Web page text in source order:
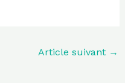
Article suivant →